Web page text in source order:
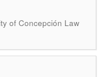
of Concepción Law